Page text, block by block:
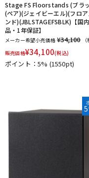
Stage FS Floorstands (ブラ
(ペア)(ジェイビーエル)(フロア
ンド)(JBLSTAGEFSBLK)【国
品・1年保証】
メーカー希望小売価格 ¥34,100
販売価格¥34,100(税込)
ポイント：5% (1550pt)